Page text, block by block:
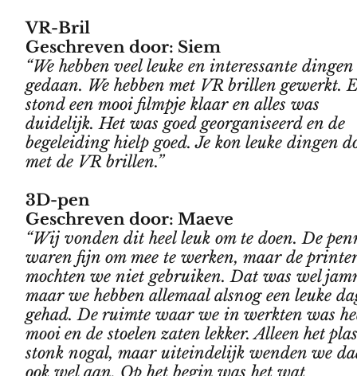
VR-Bril
Geschreven door: Siem
“We hebben veel leuke en interessante dingen
gedaan. We hebben met VR brillen gewerkt.
stond een mooi filmpje klaar en alles was
duidelijk. Het was goed georganiseerd en de
begeleiding hielp goed. Je kon leuke dingen
met de VR brillen.”
3D-pen
Geschreven door: Maeve
“Wij vonden dit heel leuk om te doen. De
waren fijn om mee te werken, maar de
mochten we niet gebruiken. Dat was wel
maar we hebben allemaal alsnog een leuke
gehad. De ruimte waar we in werkten was
mooi en de stoelen zaten lekker. Alleen het
stonk nogal, maar uiteindelijk wenden we
ook wel aan. Op het begin was het wat